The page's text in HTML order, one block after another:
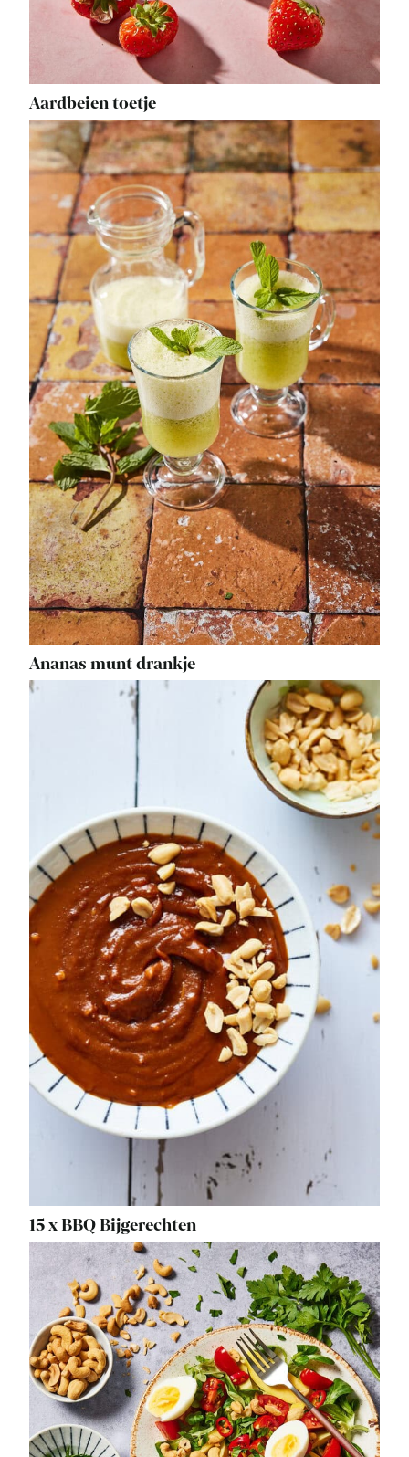
Aardbeien toetje
Ananas munt drankje
15 x BBQ Bijgerechten